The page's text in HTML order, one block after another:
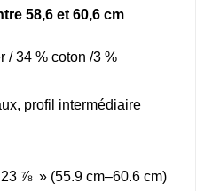
58,6 et 60,6 cm
/ 34 % coton /3 %
profil intermédiaire
⅞ » (55.9 cm–60.6 cm)